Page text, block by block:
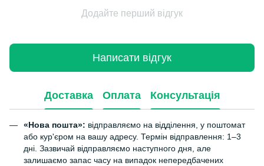
Додайте перший відгук
Написати відгук
Доставка Оплата Консультація
«Нова пошта»: відправляємо на відділення, у поштомат
або кур'єром на вашу адресу. Термін відправлення: 1–3
дні. Зазвичай відправляємо наступного дня, але
залишаємо запас часу на випадок непередбачених